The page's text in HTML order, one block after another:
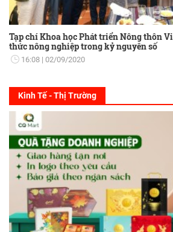
Tạp chí Khoa học Phát triển Nông thôn
thức nông nghiệp trong kỷ nguyên số
16:08 02/09/2020
Kinh Tế - Thị Trường